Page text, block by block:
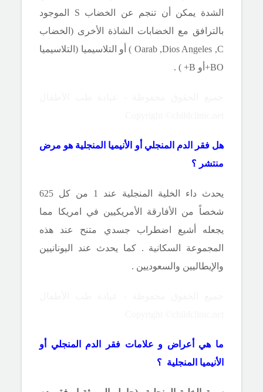
الشدة يمكن أن تنجم عن الخضاب S
الموجود
بالترافق مع الخضابات الشاذة الأخرى (الخضاب
Oarab ,Dios Angeles ,C ) أو التلاسيميا (التلاسيميا
BO+
أو B+
) .
هل فقر الدم المنجلي أو الأنيميا المنجلية هو مرض
منتشر ؟
يحدث داء الخلية المنجلية عند 1 من كل 625
شخصاً من الأفارقة الأمريكيين في امريكا مما
يجعله أشيع اضطراب جسدي متنح عند هذه
المجموعة السكانية . كما يحدث عند اليونانيين
والإيطاليين والسعوديين .
ما هي أعراض و علامات فقر الدم المنجلي أو
الأنيميا المنجلية ؟